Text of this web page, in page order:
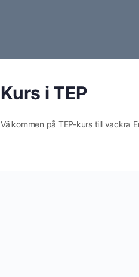
Kurs i TEP
Välkommen på TEP-kurs till vackra